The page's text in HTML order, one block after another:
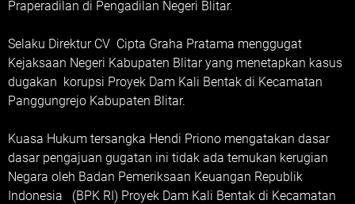
Praperadilan di Pengadilan Negeri Blitar.
Selaku Direktur CV Cipta Graha Pratama menggugat
Kejaksaan Negeri Kabupaten Blitar yang menetapkan kasus
dugakan korupsi Proyek Dam Kali Bentak di Kecamatan
Panggungrejo Kabupaten Blitar.
Kuasa Hukum tersangka Hendi Priono mengatakan dasar
dasar pengajuan gugatan ini tidak ada temukan kerugian
Negara oleh Badan Pemeriksaan Keuangan Republik
Indonesia (BPK RI) Proyek Dam Kali Bentak di Kecamatan